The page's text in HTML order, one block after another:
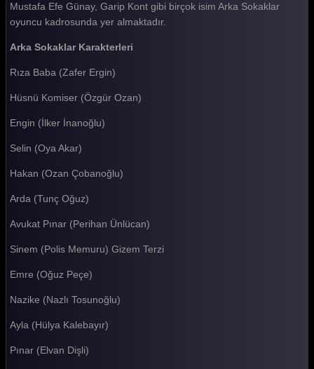
Arka Sokaklar 511. Bölüm
Mustafa Efe Günay, Garip Kont gibi birçok isim Arka Sokaklar
oyuncu kadrosunda yer almaktadır.
Arka Sokaklar Karakterleri
Rıza Baba (Zafer Ergin)
Hüsnü Komiser (Özgür Ozan)
Engin (İlker İnanoğlu)
Selin (Oya Akar)
Hakan (Ozan Çobanoğlu)
Arda (Tunç Oğuz)
Avukat Pınar (Perihan Ünlücan)
Sinem (Polis Memuru) Gizem Terzi
Emre (Oğuz Peçe)
Nazike (Nazlı Tosunoğlu)
Ayla (Hülya Kalebayır)
Pınar (Elvan Dişli)